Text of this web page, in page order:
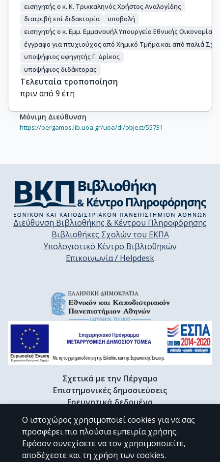
εισηγητής ο κ. Κ. Τρικκαληνός Χρήστος Αναλογίδης
διατριβή επί διδακτορία
υποβολή
εισηγητής ο κ. Εμμ. Εμμανουήλ Υπουργείο Εθνικής Οικονομίας
έγγραφο για πτυχιούχος από Χημικό Τμήμα και από παλιά
υποψήφιος υφηγητής Γ. Δρίκος
υποψήφιος διδάκτορας
Τελευταία τροποποίηση
πριν από 9 έτη
Μόνιμη Διεύθυνση
https://pergamos.lib.uoa.gr/uoa/dl/object/55731
Διεύθυνση Βιβλιοθήκης & Κέντρου Πληροφόρησης
Βιβλιοθήκες Σχολών του ΕΚΠΑ
Υπολογιστικό Κέντρο Βιβλιοθηκών
Επικοινωνία / Helpdesk
Σχετικά με την Πέργαμο
Επιστημονικές δημοσιεύσεις
Ερευνητικά δεδομένα
Διδακτορικές διατριβές & Γκρίζα βιβλιογραφία
Προφίλ Ερευνητή
Ο ιστοχώρος χρησιμοποιεί cookies για να σας
προσφέρει πιο πλούσια εμπειρία χρήσης.
Εφόσον συνεχίσετε να τον χρησιμοποιείτε,
αποδέχεστε και τη χρήση των cookies.